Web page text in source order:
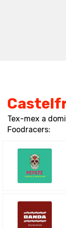
Tex-mex a
Foodracers: